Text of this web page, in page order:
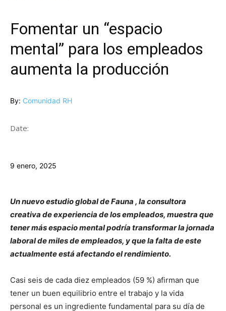
Fomentar un “espacio
mental” para los empleados
aumenta la producción
By: Comunidad RH
Date:
9 enero, 2025
Un nuevo estudio global de Fauna , la consultora
creativa de experiencia de los empleados, muestra que
tener más espacio mental podría transformar la jornada
laboral de miles de empleados, y que la falta de este
actualmente está afectando el rendimiento.
Casi seis de cada diez empleados (59 %) afirman que
tener un buen equilibrio entre el trabajo y la vida
personal es un ingrediente fundamental para su día de